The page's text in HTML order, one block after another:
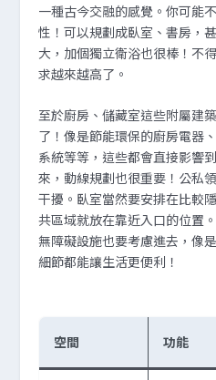
一種古今交融的感覺。你可能
性！可以規劃成臥室、書房，
大，加個獨立衛浴也很棒！不
求越來越高了。
至於廚房、儲藏室這些附屬建
了！像是節能環保的廚房電器
系統等等，這些都會直接影響
來，動線規劃也很重要！公私
干擾。臥室當然要安排在比較
共區域就放在靠近入口的位置
無障礙設施也要考慮進去，像
細節都能讓生活更便利！
空間 功能